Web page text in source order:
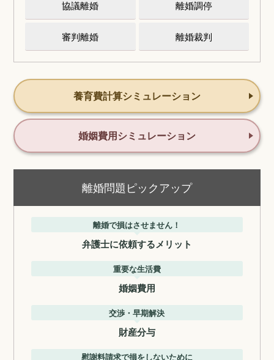
協議離婚 離婚調停
審判離婚 離婚裁判
養育費計算シミュレーション
婚姻費用シミュレーション
離婚問題ピックアップ
離婚で損はさせません！
弁護士に依頼するメリット
重要な生活費
婚姻費用
交渉・早期解決
財産分与
慰謝料請求で損をしないために